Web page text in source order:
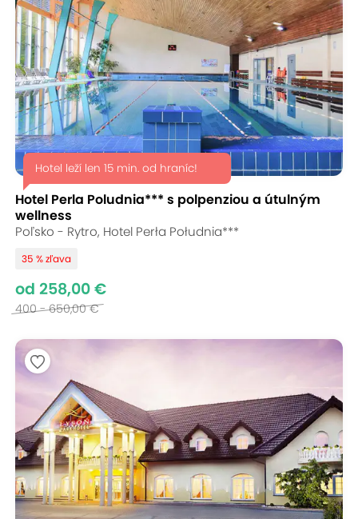
Hotel leží len 15 min. od hraníc!
Hotel Perla Poludnia*** s polpenziou a útulným
wellness
Poľsko - Rytro, Hotel Perła Południa***
35 % zľava
od 258,00 €
400 - 650,00 €